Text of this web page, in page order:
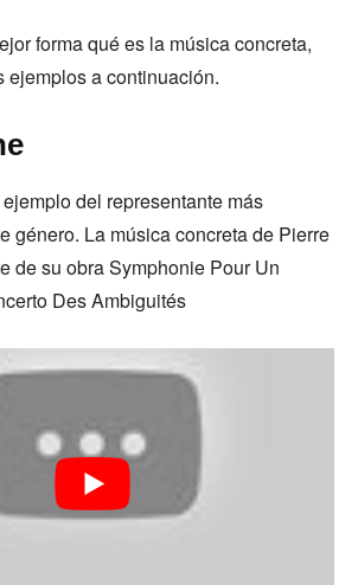
forma qué es la música concreta,
ejemplos a continuación.
del representante más
género. La música concreta de Pierre
de su obra Symphonie Pour Un
Des Ambiguités